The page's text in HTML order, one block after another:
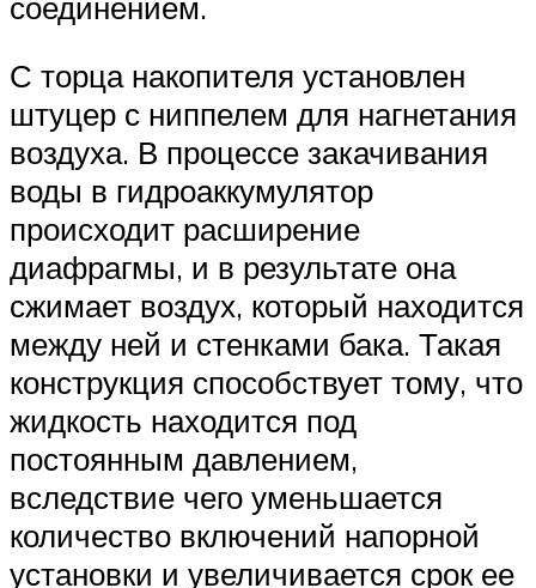
С торца накопителя установлен
штуцер с ниппелем для нагнетания
воздуха. В процессе закачивания
воды в гидроаккумулятор
происходит расширение
диафрагмы, и в результате она
сжимает воздух, который находится
между ней и стенками бака. Такая
конструкция способствует тому, что
жидкость находится под
постоянным давлением,
вследствие чего уменьшается
количество включений напорной
установки и увеличивается срок ее